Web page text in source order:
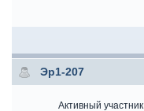
Эр1-207
Активный участник